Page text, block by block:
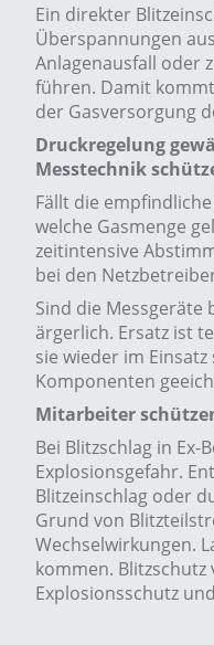
Ein direkter
Überspannungen
Anlagenausfall oder
führen. Damit
der Gasversorgung
Druckregelung
Messtechnik
Fällt die
welche Gasmenge
zeitintensive
bei den
Sind die Messgeräte
ärgerlich. Ersatz ist
sie wieder im
Komponenten
Mitarbeiter
Bei Blitzschlag in Ex-
Explosionsgefahr.
Blitzeinschlag oder
Grund von
Wechselwirkungen.
kommen. Blitzschutz
Explosionsschutz